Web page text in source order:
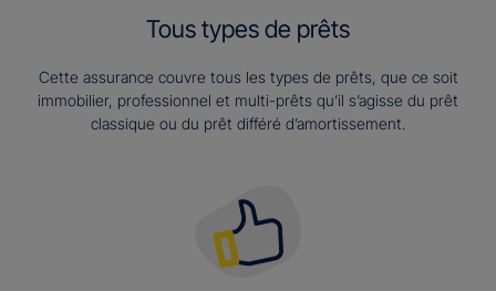
Tous types de prêts
Cette assurance couvre tous les types de prêts, que ce soit
immobilier, professionnel et multi-prêts qu’il s’agisse du prêt
classique ou du prêt différé d’amortissement.